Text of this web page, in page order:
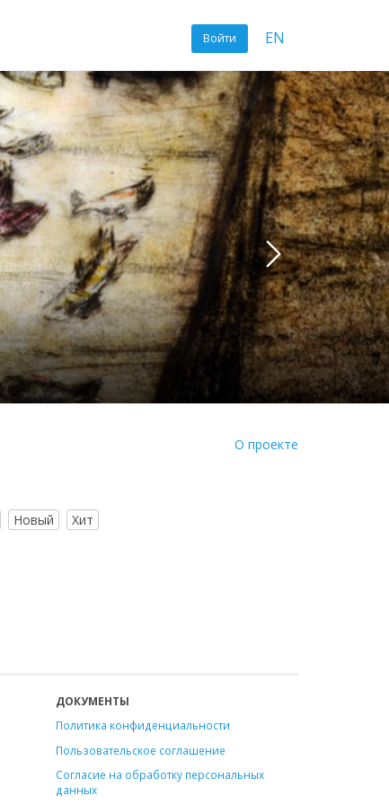
Войти EN
О проекте
Новый Хит
ДОКУМЕНТЫ
Политика конфиденциальности
Пользовательское соглашение
Согласие на обработку персональных
данных